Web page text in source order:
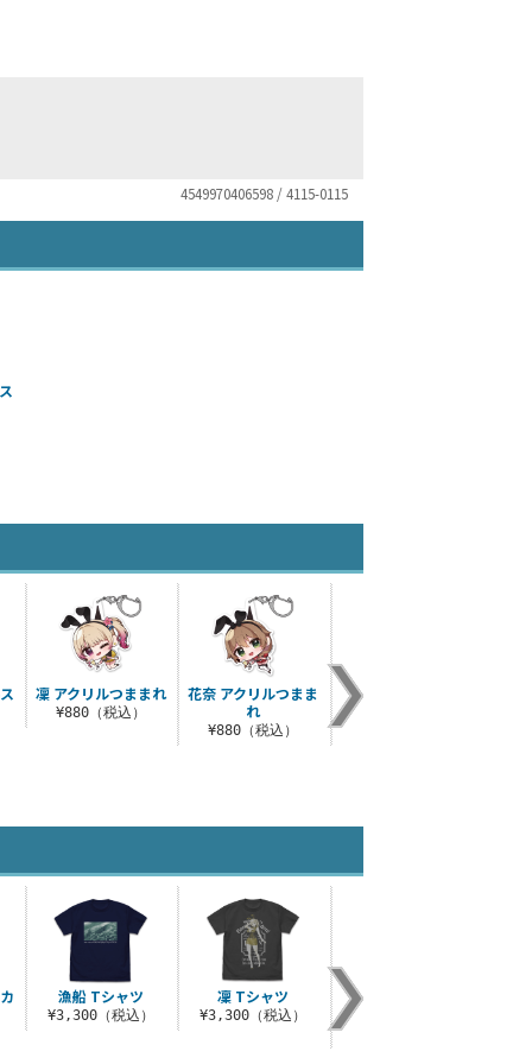
4549970406598 / 4115-0115
凜 アクリルつままれ
¥880（税込）
花奈 アクリルつまま
れ
¥880（税込）
美羽香 ミニステッカ
漁船 Tシャツ
¥3,300（税込）
凜 Tシャツ
¥3,300（税込）
凜 ミニステッカーセ